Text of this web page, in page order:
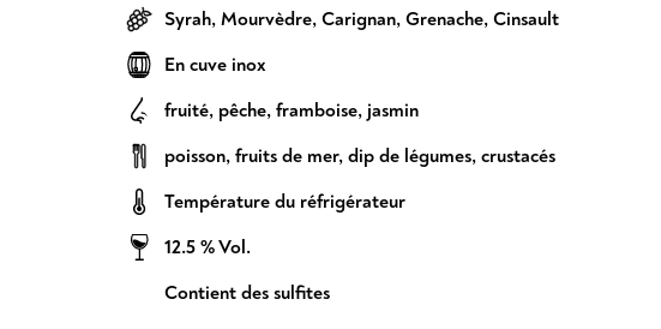
Syrah, Mourvèdre, Carignan, Grenache, Cinsault
En cuve inox
fruité, pêche, framboise, jasmin
poisson, fruits de mer, dip de légumes, crustacés
Température du réfrigérateur
12.5 % Vol.
Contient des sulfites